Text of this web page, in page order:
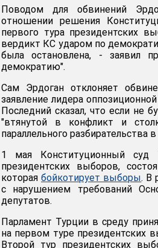
Поводом для обвинений
отношении решения
первого тура президентских
вердикт КС ударом по
была остановлена, - заявил
демократию".
Сам Эрдоган отклоняет
заявление лидера
Последний сказал, что если не
"втянутой в конфликт и
параллельного
1 мая Конституционный суд
президентских выборов,
котораябойкотирует выборы. В
с нарушением требований
депутатов.
Парламент Турции в среду
на первом туре президентских
Второй тур президентских